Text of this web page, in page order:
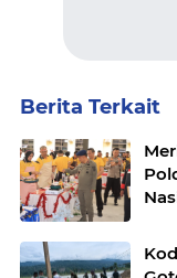
Berita Terkait